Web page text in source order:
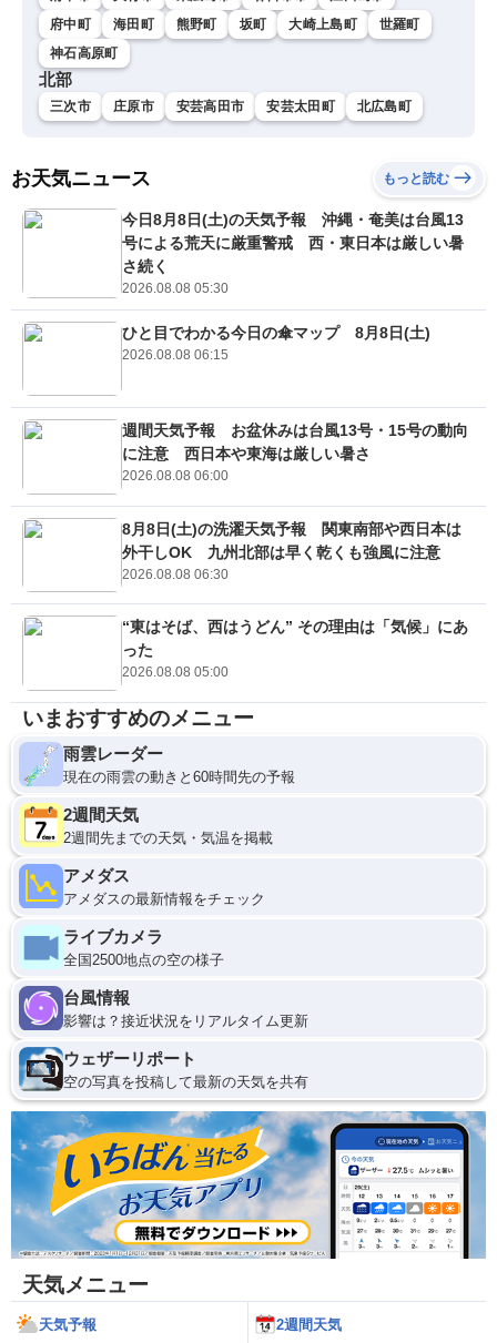
府中町
海田町 熊野町 坂町 大崎上島町
世羅町
神石高原町
北部
三次市 庄原市 安芸高田市 安芸太田町 北広島町
お天気ニュース もっと読む
今日8月8日(土)の天気予報 沖縄・奄美は台風13
号による荒天に厳重警戒 西・東日本は厳しい暑
さ続く
2026.08.08 05:30
ひと目でわかる今日の傘マップ 8月8日(土)
2026.08.08 06:15
週間天気予報 お盆休みは台風13号・15号の動向
に注意 西日本や東海は厳しい暑さ
2026.08.08 06:00
8月8日(土)の洗濯天気予報 関東南部や西日本は
外干しOK 九州北部は早く乾くも強風に注意
2026.08.08 06:30
“東はそば、西はうどん” その理由は「気候」にあ
った
2026.08.08 05:00
いまおすすめのメニュー
雨雲レーダー
現在の雨雲の動きと60時間先の予報
2週間天気
2週間先までの天気・気温を掲載
アメダス
アメダスの最新情報をチェック
ライブカメラ
全国2500地点の空の様子
台風情報
影響は？接近状況をリアルタイム更新
ウェザーリポート
空の写真を投稿して最新の天気を共有
天気メニュー
天気予報 2週間天気